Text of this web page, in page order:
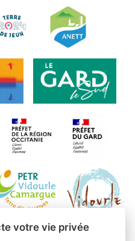
votre vie privée